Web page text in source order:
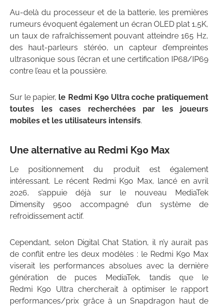
Au-delà du processeur et de la batterie, les premières
rumeurs évoquent également un écran OLED plat 1,5K,
un taux de rafraîchissement pouvant atteindre 165 Hz,
des haut-parleurs stéréo, un capteur d’empreintes
ultrasonique sous l’écran et une certification IP68/IP69
contre l’eau et la poussière.
Sur le papier, le Redmi K90 Ultra coche pratiquement
toutes les cases recherchées par les joueurs
mobiles et les utilisateurs intensifs.
Une alternative au Redmi K90 Max
Le positionnement du produit est également
intéressant. Le récent Redmi K90 Max, lancé en avril
2026, s’appuie déjà sur le nouveau MediaTek
Dimensity 9500 accompagné d’un système de
refroidissement actif.
Cependant, selon Digital Chat Station, il n’y aurait pas
de conflit entre les deux modèles : le Redmi K90 Max
viserait les performances absolues avec la dernière
génération de puces MediaTek, tandis que le
Redmi K90 Ultra chercherait à optimiser le rapport
performances/prix grâce à un Snapdragon haut de